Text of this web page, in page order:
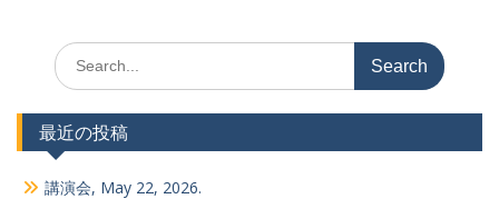
Search
for:
最近の投稿
講演会, May 22, 2026.